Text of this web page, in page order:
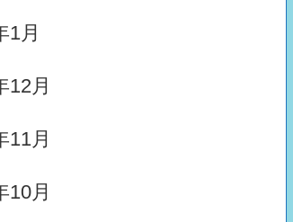
1月
12月
11月
10月